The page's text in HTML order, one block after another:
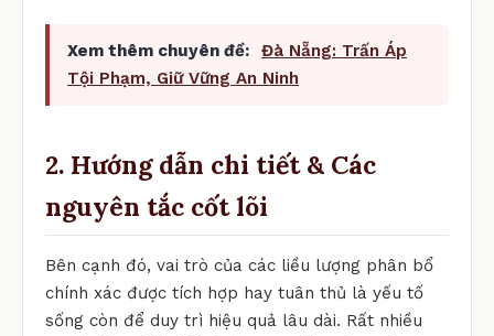
Xem thêm chuyên đề:
Đà Nẵng: Trấn Áp
Tội Phạm, Giữ Vững An Ninh
2. Hướng dẫn chi tiết & Các
nguyên tắc cốt lõi
Bên cạnh đó, vai trò của các liều lượng phân bổ
chính xác được tích hợp hay tuân thủ là yếu tố
sống còn để duy trì hiệu quả lâu dài. Rất nhiều